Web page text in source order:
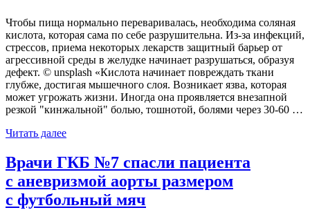
Чтобы пища нормально переваривалась, необходима соляная
кислота, которая сама по себе разрушительна. Из-за инфекций,
стрессов, приема некоторых лекарств защитный барьер от
агрессивной среды в желудке начинает разрушаться, образуя
дефект. © unsplash «Кислота начинает повреждать ткани
глубже, достигая мышечного слоя. Возникает язва, которая
может угрожать жизни. Иногда она проявляется внезапной
резкой "кинжальной" болью, тошнотой, болями через 30-60 …
Читать далее
Врачи ГКБ №7 спасли пациента
с аневризмой аорты размером
с футбольный мяч